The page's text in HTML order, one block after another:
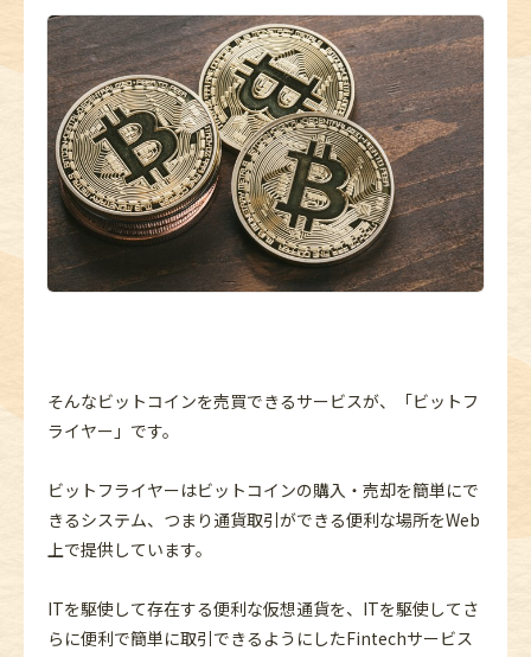
そんなビットコインを売買できるサービスが、「ビットフ
ライヤー」です。
ビットフライヤーはビットコインの購入・売却を簡単にで
きるシステム、つまり通貨取引ができる便利な場所をWeb
上で提供しています。
ITを駆使して存在する便利な仮想通貨を、ITを駆使してさ
らに便利で簡単に取引できるようにしたFintechサービス